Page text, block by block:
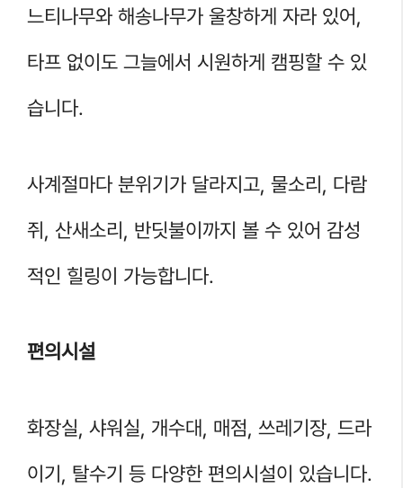
느티나무와 해송나무가 울창하게 자라 있어,
타프 없이도 그늘에서 시원하게 캠핑할 수 있
습니다.
사계절마다 분위기가 달라지고, 물소리, 다람
쥐, 산새소리, 반딧불이까지 볼 수 있어 감성
적인 힐링이 가능합니다.
편의시설
화장실, 샤워실, 개수대, 매점, 쓰레기장, 드라
이기, 탈수기 등 다양한 편의시설이 있습니다.